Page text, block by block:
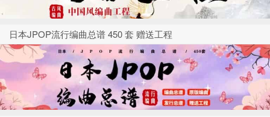
日本JPOP流行编曲总谱 450 套 赠送工程